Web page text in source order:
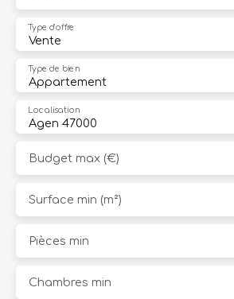
Vente
Type d'offre
Appartement
Type de bien
Agen 47000
Localisation
Budget max (€)
Surface min (m²)
Pièces min
Chambres min